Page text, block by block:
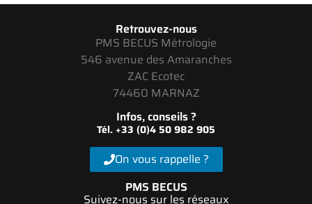
Retrouvez-nous
PMS BECUS Métrologie
546 avenue des Amaranches
ZAC Ecotec
74460 MARNAZ
Infos, conseils ?
Tél. +33 (0)4 50 982 905
On vous rappelle ?
PMS BECUS
Suivez-nous sur les réseaux